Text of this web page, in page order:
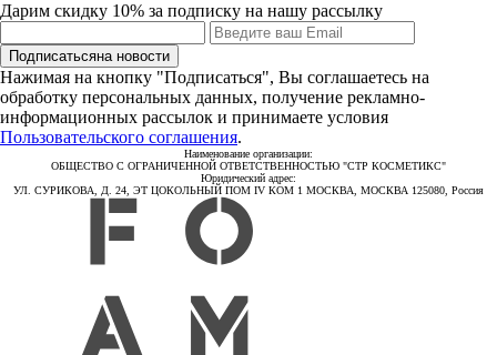
Дарим скидку 10% за подписку на нашу рассылку
Подписатьсяна новости
Нажимая на кнопку "Подписаться", Вы соглашаетесь на
обработку персональных данных, получение рекламно-
информационных рассылок и принимаете условия
Пользовательского соглашения.
Наименование организации:
ОБЩЕСТВО С ОГРАНИЧЕННОЙ ОТВЕТСТВЕННОСТЬЮ "СТР КОСМЕТИКС"
Юридический адрес:
УЛ. СУРИКОВА, Д. 24, ЭТ ЦОКОЛЬНЫЙ ПОМ IV КОМ 1 МОСКВА, МОСКВА 125080, Россия